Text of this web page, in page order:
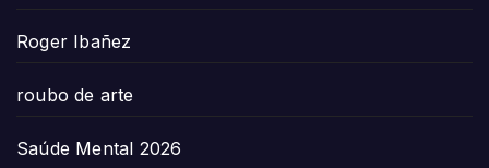
Roger Ibañez
roubo de arte
Saúde Mental 2026